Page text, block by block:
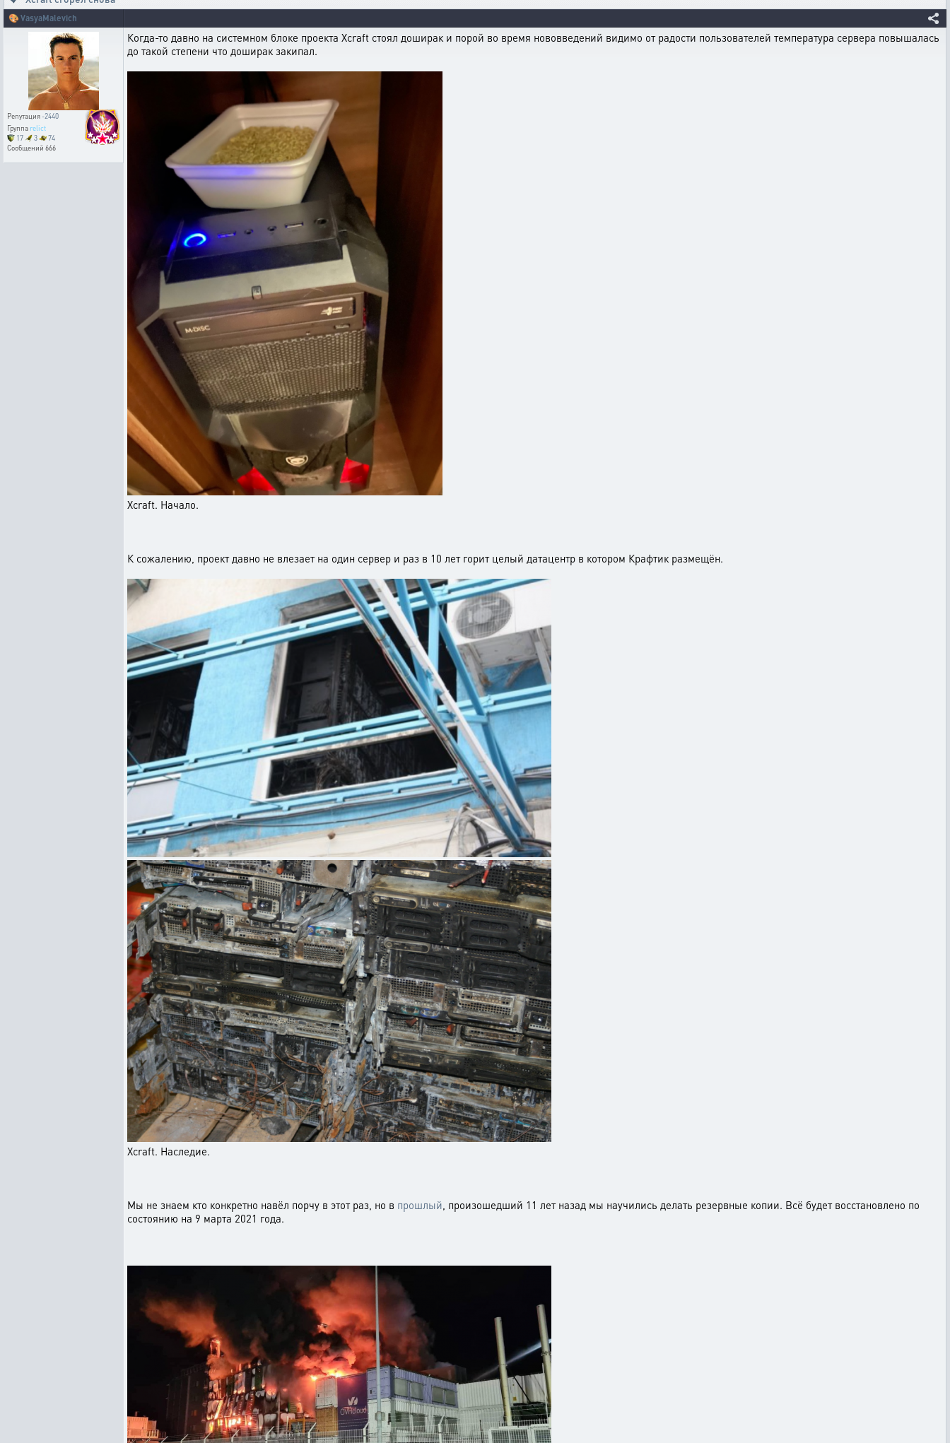
🎨 VasyaMalevich
Репутация-2440
Группа relict
17
3
74
Сообщений 666
Когда-то давно на системном блоке проекта Xcraft стоял доширак и порой во время нововведений видимо от радости пользователей температура сервера повышалась
до такой степени что доширак закипал.
Xcraft. Начало.
К сожалению, проект давно не влезает на один сервер и раз в 10 лет горит целый датацентр в котором Крафтик размещён.
Xcraft. Наследие.
Мы не знаем кто конкретно навёл порчу в этот раз, но в прошлый, произошедший 11 лет назад мы научились делать резервные копии. Всё будет восстановлено по
состоянию на 9 марта 2021 года.